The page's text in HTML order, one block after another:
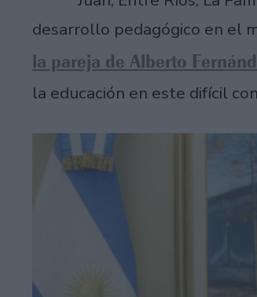
desarrollo pedagógico en el
la pareja de Alberto
la educación en este difícil